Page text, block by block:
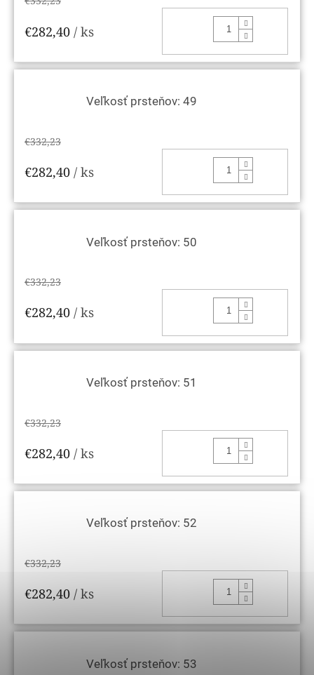
€282,40 / ks
Veľkosť prsteňov: 49
€332,23
€282,40 / ks
Veľkosť prsteňov: 50
€332,23
€282,40 / ks
Veľkosť prsteňov: 51
€332,23
€282,40 / ks
Veľkosť prsteňov: 52
€332,23
€282,40 / ks
Veľkosť prsteňov: 53